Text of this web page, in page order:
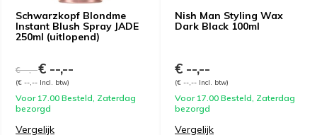
Schwarzkopf Blondme
Instant Blush Spray JADE
250ml (uitlopend)
€ --,--€ --,--
(€ --,-- Incl. btw)
Voor 17.00 Besteld, Zaterdag
bezorgd
Vergelijk
Nish Man Styling Wax
Dark Black 100ml
€ --,--
(€ --,-- Incl. btw)
Voor 17.00 Besteld, Zaterdag
bezorgd
Vergelijk